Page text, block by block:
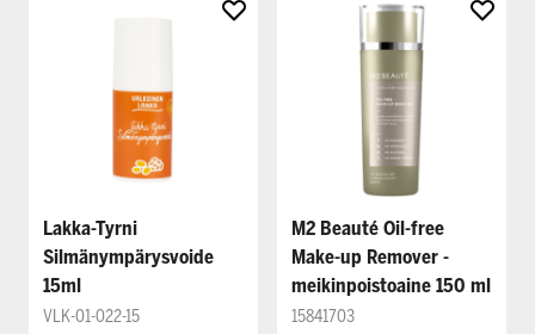
Lakka-Tyrni
Silmänympärysvoide
15ml
VLK-01-022-15
M2 Beauté Oil-free
Make-up Remover -
meikinpoistoaine 150 ml
15841703